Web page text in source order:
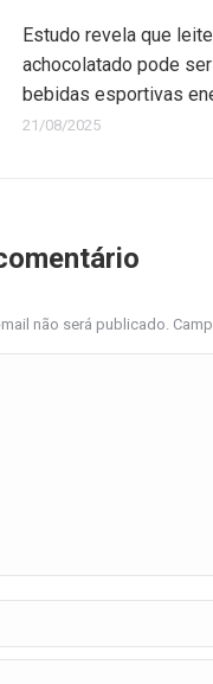
Estudo revela que
achocolatado pode
bebidas esportivas
21/08/2025
não será publicado.